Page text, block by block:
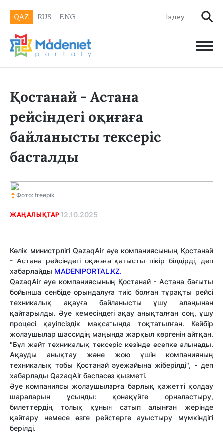
QAZ RUS ENG
Қостанай - Астана
рейсіндегі оқиғаға
байланысты тексеріс
басталды
Фото: freepik
ЖАҢАЛЫҚТАР 12.10.2025
Көлік министрлігі QazaqAir әуе компаниясының Қостанай
- Астана рейсіндегі оқиғаға қатысты пікір білдірді, деп
хабарлайды MADENIPORTAL.KZ.
QazaqAir әуе компаниясының Қостанай - Астана бағыты
бойынша сенбіде орындалуға тиіс болған тұрақты рейсі
техникалық ақауға байланысты ұшу алаңынан
қайтарылды. Әуе кемесіндегі ақау анықталған соң, ұшу
процесі қауіпсіздік мақсатында тоқтатылған. Кейбір
жолаушылар шассидің маңында жарқыл көргенін айтқан.
"Бұл жайт техникалық тексеріс кезінде есепке алынады.
Ақауды анықтау және жою үшін компанияның
техникалық тобы Қостанай әуежайына жіберілді", - деп
хабарлады QazaqAir баспасөз қызметі.
Әуе компаниясы жолаушыларға барлық қажетті қолдау
шараларын ұсынды: қонақүйге орналастыру,
билеттердің толық құнын сатып алынған жерінде
қайтару немесе өзге рейстерге ауыстыру мүмкіндігі
берілді.